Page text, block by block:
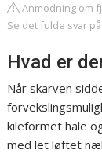
Anmodning om
Se det fulde svar
Hvad er
Når skarven
kileformet hale
med let løftet